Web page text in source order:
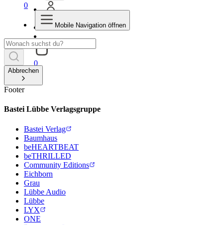
0
0
Mobile Navigation öffnen
Abbrechen
Footer
Bastei Lübbe Verlagsgruppe
Bastei Verlag
Baumhaus
beHEARTBEAT
beTHRILLED
Community Editions
Eichborn
Grau
Lübbe Audio
Lübbe
LYX
ONE